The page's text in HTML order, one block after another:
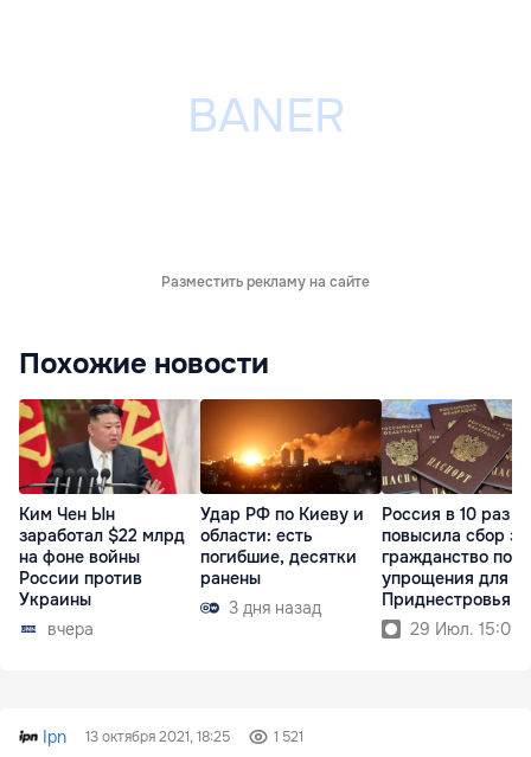
Разместить рекламу на сайте
Похожие новости
Ким Чен Ын
заработал $22 млрд
на фоне войны
России против
Украины
вчера
Удар РФ по Киеву и
области: есть
погибшие, десятки
ранены
3 дня назад
Россия в 10 раз
повысила сбор за
гражданство
упрощения для
Приднестровья
29 Июл. 15:09
Ipn 13 октября 2021, 18:25 1 521